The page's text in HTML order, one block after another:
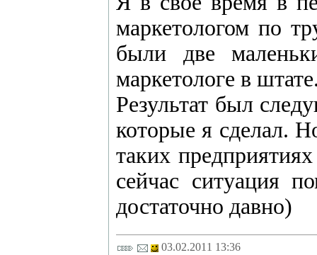
маркетологом по
были две
маркетологе в
Результат был
которые я сделал.
таких
сейчас ситуация
достаточно давно)
03.02.2011 13:36